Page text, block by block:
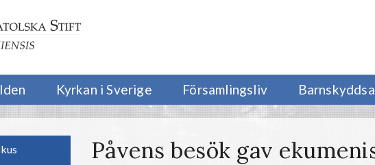
Kyrkan i Sverige Församlingsliv
Påvens besök gav